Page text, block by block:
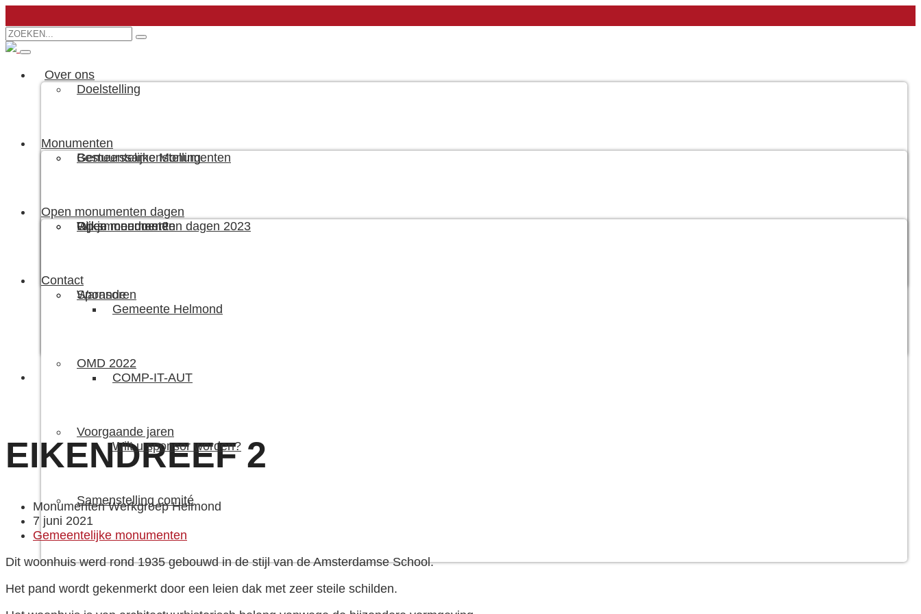
Over ons
Doelstelling
Bestuurssamenstelling
Wil je meedoen?
Sponsoren
Gemeente Helmond
COMP-IT-AUT
Wilt u sponsor worden?
Monumenten
Gemeentelijke Monumenten
Rijksmonumenten
Open monumenten dagen
Open monumenten dagen 2023
Warande
OMD 2022
Voorgaande jaren
Samenstelling comité
Contact
EIKENDREEF 2
Monumenten Werkgroep Helmond
7 juni 2021
Gemeentelijke monumenten
Dit woonhuis werd rond 1935 gebouwd in de stijl van de Amsterdamse School.
Het pand wordt gekenmerkt door een leien dak met zeer steile schilden.